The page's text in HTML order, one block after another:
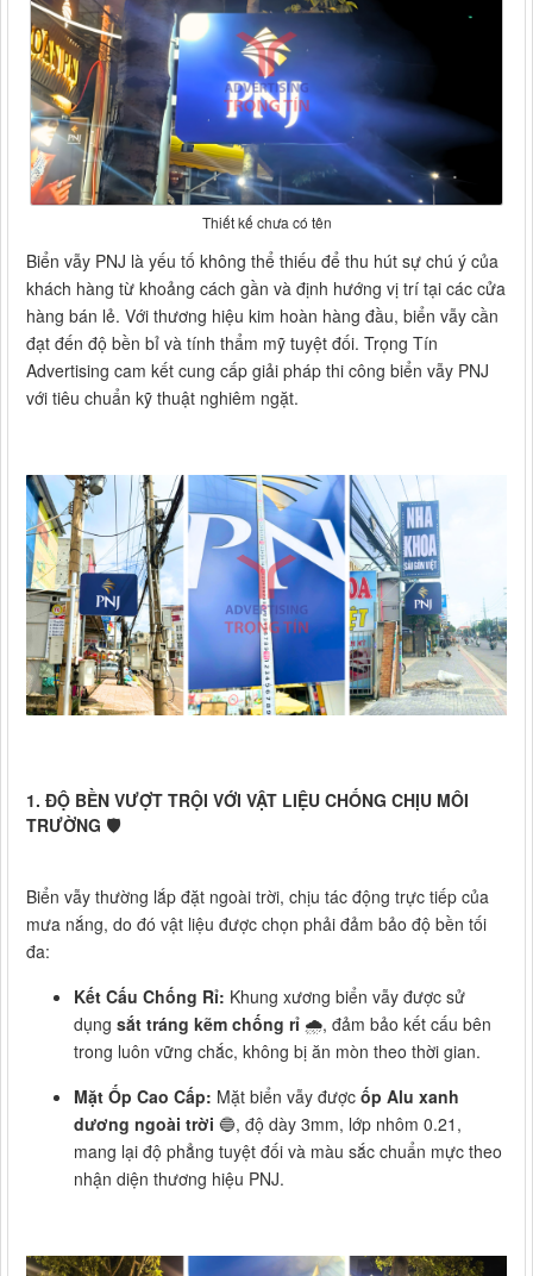
Thiết kế chưa có tên
Biển vẫy PNJ là yếu tố không thể thiếu để thu hút sự chú ý của
khách hàng từ khoảng cách gần và định hướng vị trí tại các cửa
hàng bán lẻ. Với thương hiệu kim hoàn hàng đầu, biển vẫy cần
đạt đến độ bền bỉ và tính thẩm mỹ tuyệt đối. Trọng Tín
Advertising cam kết cung cấp giải pháp thi công biển vẫy PNJ
với tiêu chuẩn kỹ thuật nghiêm ngặt.
1. ĐỘ BỀN VƯỢT TRỘI VỚI VẬT LIỆU CHỐNG CHỊU MÔI
TRƯỜNG 🛡️
Biển vẫy thường lắp đặt ngoài trời, chịu tác động trực tiếp của
mưa nắng, do đó vật liệu được chọn phải đảm bảo độ bền tối
đa:
Kết Cấu Chống Rỉ: Khung xương biển vẫy được sử
dụng sắt tráng kẽm chống rỉ 🌧️, đảm bảo kết cấu bên
trong luôn vững chắc, không bị ăn mòn theo thời gian.
Mặt Ốp Cao Cấp: Mặt biển vẫy được ốp Alu xanh
dương ngoài trời 🔵, độ dày 3mm, lớp nhôm 0.21,
mang lại độ phẳng tuyệt đối và màu sắc chuẩn mực theo
nhận diện thương hiệu PNJ.